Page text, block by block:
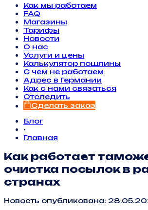
Как мы работаем
FAQ
Магазины
Тарифы
Новости
O нас
Услуги и цены
Калькулятор пошлины
С чем не работаем
Адрес в Германии
Как с нами связаться
Отследить
Сделать заказ
Блог
•
Главная
Как работает
очистка посылок в
странах
Новость опубликована: